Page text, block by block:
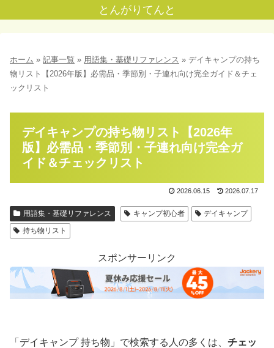
とんがりてんと
ホーム » 記事一覧 » 用語集・基礎リファレンス » デイキャンプの持ち
物リスト【2026年版】必需品・季節別・子連れ向け完全ガイド＆チェ
ックリスト
デイキャンプの持ち物リスト【2026年
版】必需品・季節別・子連れ向け完全ガ
イド＆チェックリスト
2026.06.15 2026.07.17
用語集・基礎リファレンス キャンプ初心者
デイキャンプ
持ち物リスト
スポンサーリンク
「デイキャンプ 持ち物」で検索する人の多くは、 チェッ